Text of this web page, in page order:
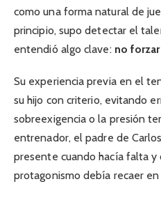
como una forma natural de
principio, supo detectar el
entendió algo clave: no
Su experiencia previa en el
su hijo con criterio, evitando
sobreexigencia o la presión
entrenador, el padre de
presente cuando hacía falta y
protagonismo debía recaer